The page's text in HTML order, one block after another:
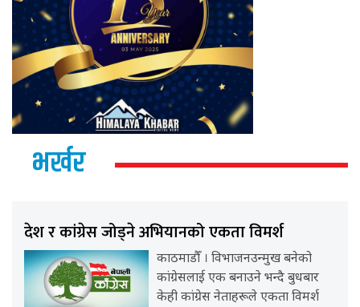
भर्खर
देश र कांग्रेस जोड्ने अभियानको एकता विमर्श
काठमाडौँ । विभाजनउन्मुख बनेको
कांग्रेसलाई एक बनाउने भन्दै बुधबार
केही कांग्रेस नेताहरूले एकता विमर्श